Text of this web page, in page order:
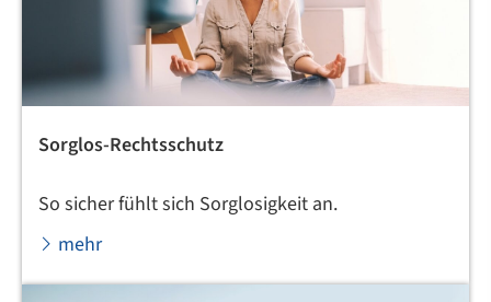
Sorglos-Rechtsschutz
So sicher fühlt sich Sorglosigkeit an.
mehr